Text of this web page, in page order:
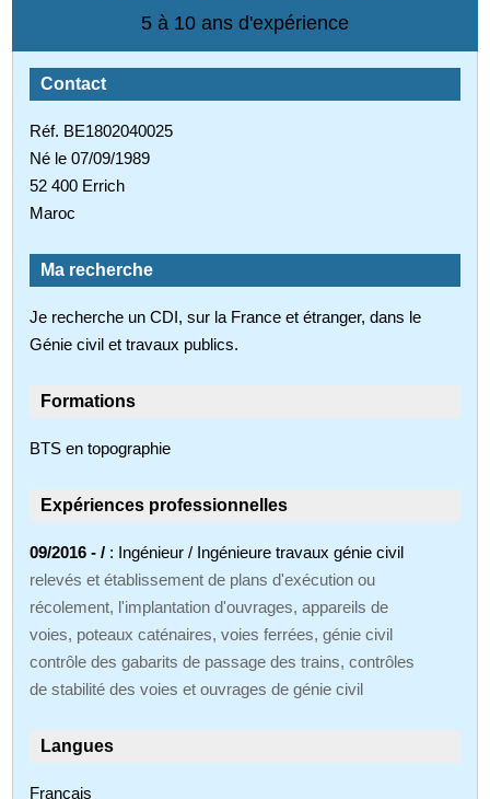
5 à 10 ans d'expérience
Contact
Réf. BE1802040025
Né le 07/09/1989
52 400 Errich
Maroc
Ma recherche
Je recherche un CDI, sur la France et étranger, dans le
Génie civil et travaux publics.
Formations
BTS en topographie
Expériences professionnelles
09/2016 - / : Ingénieur / Ingénieure travaux génie civil
relevés et établissement de plans d'exécution ou
récolement, l'implantation d'ouvrages, appareils de
voies, poteaux caténaires, voies ferrées, génie civil
contrôle des gabarits de passage des trains, contrôles
de stabilité des voies et ouvrages de génie civil
Langues
Français